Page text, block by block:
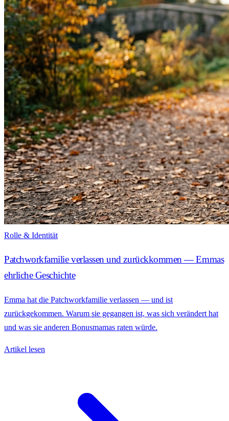
Rolle & Identität
Patchworkfamilie verlassen und zurückkommen — Emmas
ehrliche Geschichte
Emma hat die Patchworkfamilie verlassen — und ist
zurückgekommen. Warum sie gegangen ist, was sich verändert hat
und was sie anderen Bonusmamas raten würde.
Artikel lesen